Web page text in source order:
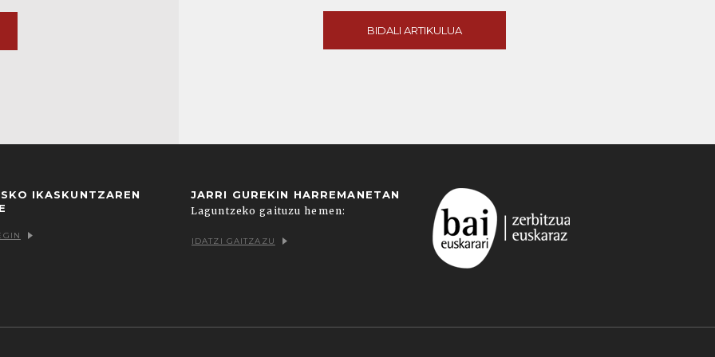
BIDALI ARTIKULUA
IKASKUNTZAREN
JARRI GUREKIN HARREMANETAN
Laguntzeko gaituzu hemen:
IDATZI GAITZAZU